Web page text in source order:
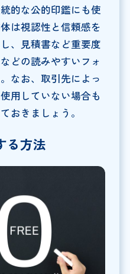
的な公的印鑑にも使
は視認性と信頼感を
、見積書など重要度
どの読みやすいフォ
なお、取引先によっ
用していない場合も
おきましょう。
る方法